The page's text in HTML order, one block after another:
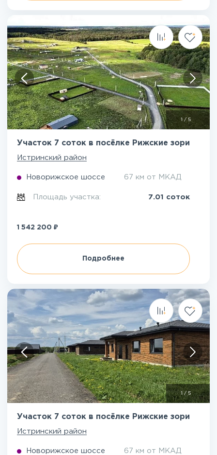
1 / 5
Участок 7 соток в посёлке Рижские зори
Истринский район
Новорижское шоссе 67 км от МКАД
Площадь участка: 7.01 соток
1 542 200 ₽
Подробнее
1/5
Участок 7 соток в посёлке Рижские зори
Истринский район
Новорижское шоссе 67 км от МКАД